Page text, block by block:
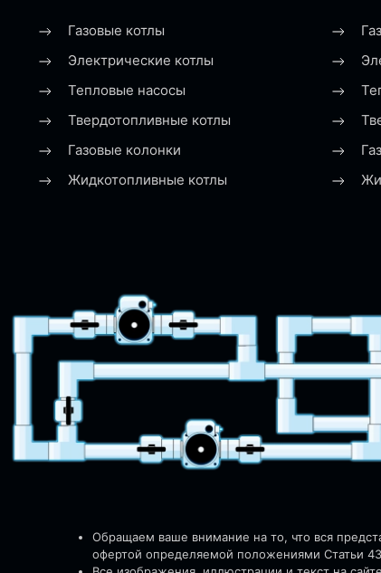
Газовые котлы
Электрические котлы
Тепловые насосы
Твердотопливные котлы
Газовые колонки
Жидкотопливные котлы
Обращаем ваше внимание на то, что вся
офертой определяемой положениями Статьи